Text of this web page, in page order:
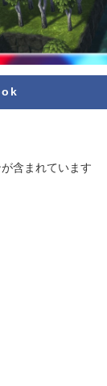
含まれています